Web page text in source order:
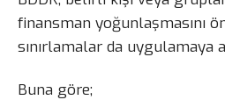
finansman yoğunlaşmasını
sınırlamalar da uygulamaya
Buna göre;